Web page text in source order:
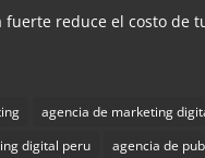
fuerte reduce el costo de
agencia de marketing
digital peru
agencia de